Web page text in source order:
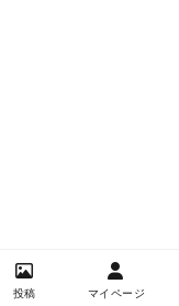
投稿 マイページ